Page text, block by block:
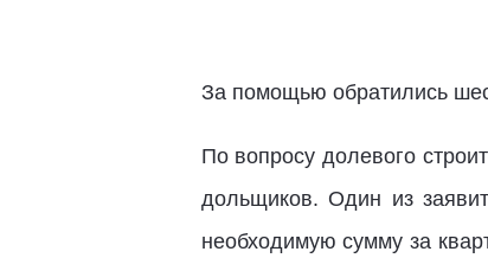
За помощью обратились
По вопросу долевого
дольщиков. Один из
необходимую сумму за